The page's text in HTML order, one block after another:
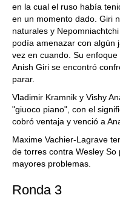
en la cual el ruso había
en un momento dado. Giri
naturales y
podía amenazar con algún
vez en cuando. Su
Anish Giri se encontró
parar.
Vladimir Kramnik y Vishy
"giuoco piano", con el
cobró ventaja y venció a
Maxime Vachier-Lagrave
de torres contra Wesley
mayores problemas.
Ronda 3